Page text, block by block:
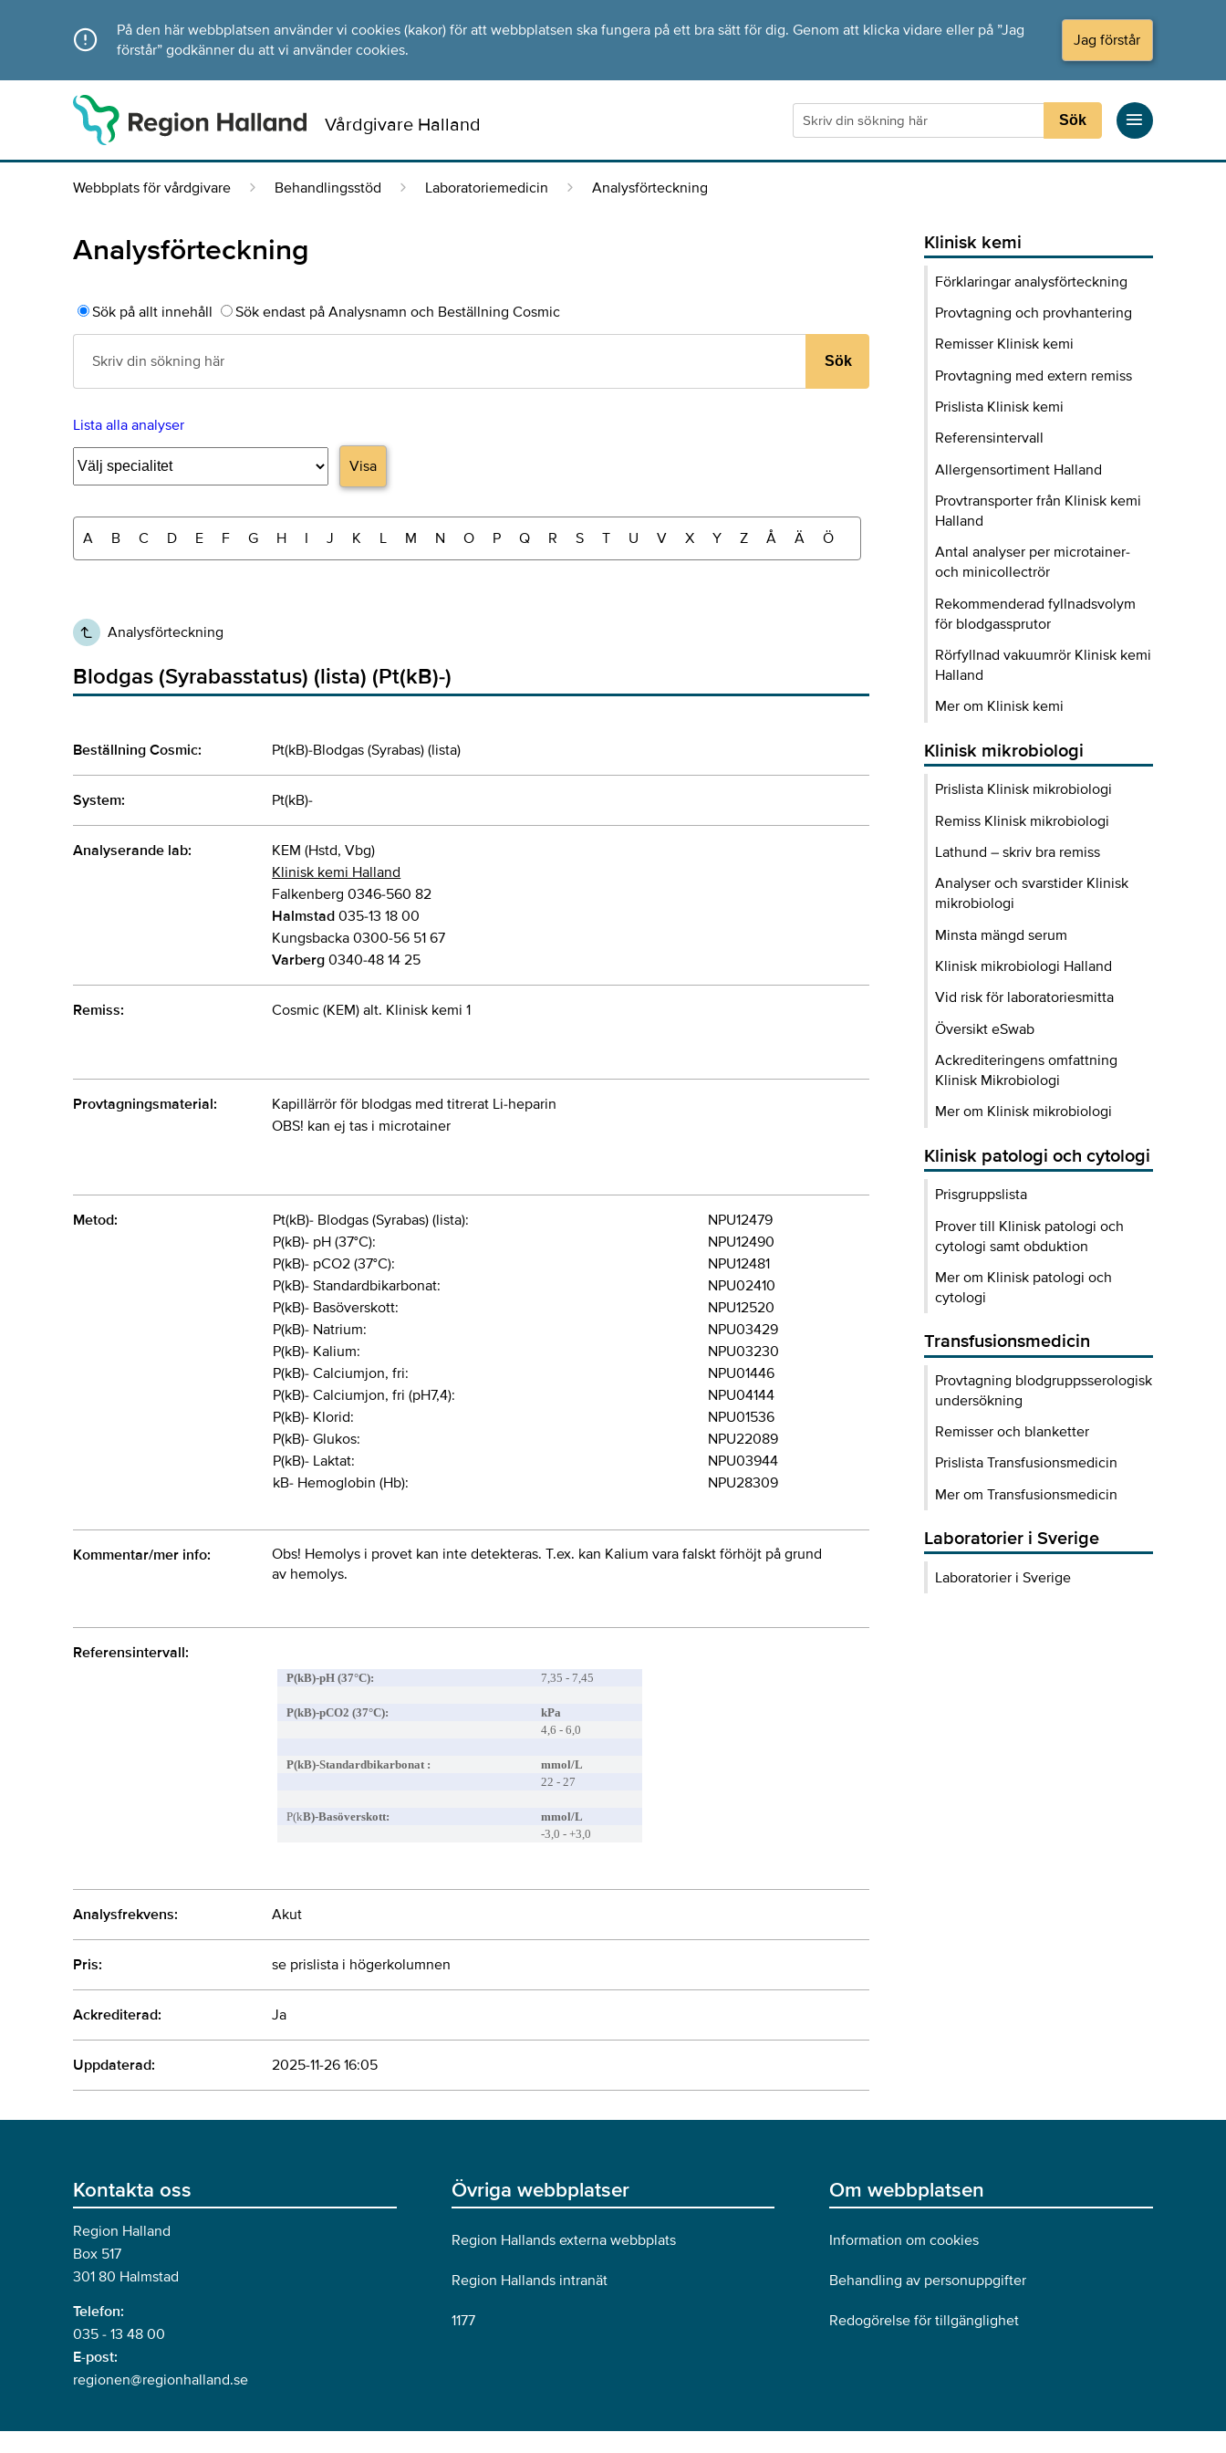
På den här webbplatsen använder vi cookies (kakor) för att webbplatsen ska fungera på ett bra sätt för dig. Genom att klicka vidare eller på ”Jag
förstår” godkänner du att vi använder cookies.
Jag förstår
Vårdgivare Halland Sök
Webbplats för vårdgivare Behandlingsstöd Laboratoriemedicin Analysförteckning
Analysförteckning
Sök på allt innehåll Sök endast på Analysnamn och Beställning Cosmic
Sök
Lista alla analyser
Visa
A B C D E F G H I J K L M N O P Q R S T U V X Y Z Å Ä Ö
Analysförteckning
Blodgas (Syrabasstatus) (lista) (Pt(kB)-)
Beställning Cosmic: Pt(kB)-Blodgas (Syrabas) (lista)
System: Pt(kB)-
Analyserande lab:
KEM (Hstd, Vbg)
Klinisk kemi Halland
Falkenberg 0346-560 82
Halmstad 035-13 18 00
Kungsbacka 0300-56 51 67
Varberg 0340-48 14 25
Remiss: Cosmic (KEM) alt. Klinisk kemi 1
Provtagningsmaterial:
Kapillärrör för blodgas med titrerat Li-heparin
OBS! kan ej tas i microtainer
Metod: Pt(kB)- Blodgas (Syrabas) (lista):
NPU12479
P(kB)- pH (37°C):
NPU12490
P(kB)- pCO2 (37°C):
NPU12481
P(kB)- Standardbikarbonat:
NPU02410
P(kB)- Basöverskott:
NPU12520
P(kB)- Natrium:
NPU03429
P(kB)- Kalium:
NPU03230
P(kB)- Calciumjon, fri:
NPU01446
P(kB)- Calciumjon, fri (pH7,4):
NPU04144
P(kB)- Klorid:
NPU01536
P(kB)- Glukos:
NPU22089
P(kB)- Laktat:
NPU03944
kB- Hemoglobin (Hb):
NPU28309
Kommentar/mer info:
Obs! Hemolys i provet kan inte detekteras. T.ex. kan Kalium vara falskt förhöjt på grund
av hemolys.
Referensintervall:
P(kB)-pH (37°C): 7,35 - 7,45
P(kB)-pCO2 (37°C):
kPa
4,6 - 6,0
P(kB)-Standardbikarbonat :
mmol/L
22 - 27
P(kB)-Basöverskott:
mmol/L
-3,0 - +3,0
Analysfrekvens: Akut
Pris: se prislista i högerkolumnen
Ackrediterad: Ja
Uppdaterad: 2025-11-26 16:05
Klinisk kemi
Förklaringar analysförteckning
Provtagning och provhantering
Remisser Klinisk kemi
Provtagning med extern remiss
Prislista Klinisk kemi
Referensintervall
Allergensortiment Halland
Provtransporter från Klinisk kemi
Halland
Antal analyser per microtainer-
och minicollectrör
Rekommenderad fyllnadsvolym
för blodgassprutor
Rörfyllnad vakuumrör Klinisk kemi
Halland
Mer om Klinisk kemi
Klinisk mikrobiologi
Prislista Klinisk mikrobiologi
Remiss Klinisk mikrobiologi
Lathund – skriv bra remiss
Analyser och svarstider Klinisk
mikrobiologi
Minsta mängd serum
Klinisk mikrobiologi Halland
Vid risk för laboratoriesmitta
Översikt eSwab
Ackrediteringens omfattning
Klinisk Mikrobiologi
Mer om Klinisk mikrobiologi
Klinisk patologi och cytologi
Prisgruppslista
Prover till Klinisk patologi och
cytologi samt obduktion
Mer om Klinisk patologi och
cytologi
Transfusionsmedicin
Provtagning blodgruppsserologisk
undersökning
Remisser och blanketter
Prislista Transfusionsmedicin
Mer om Transfusionsmedicin
Laboratorier i Sverige
Laboratorier i Sverige
Kontakta oss
Region Halland
Box 517
301 80 Halmstad
Telefon:
035 - 13 48 00
E-post:
regionen@regionhalland.se
Övriga webbplatser
Region Hallands externa webbplats
Region Hallands intranät
1177
Om webbplatsen
Information om cookies
Behandling av personuppgifter
Redogörelse för tillgänglighet